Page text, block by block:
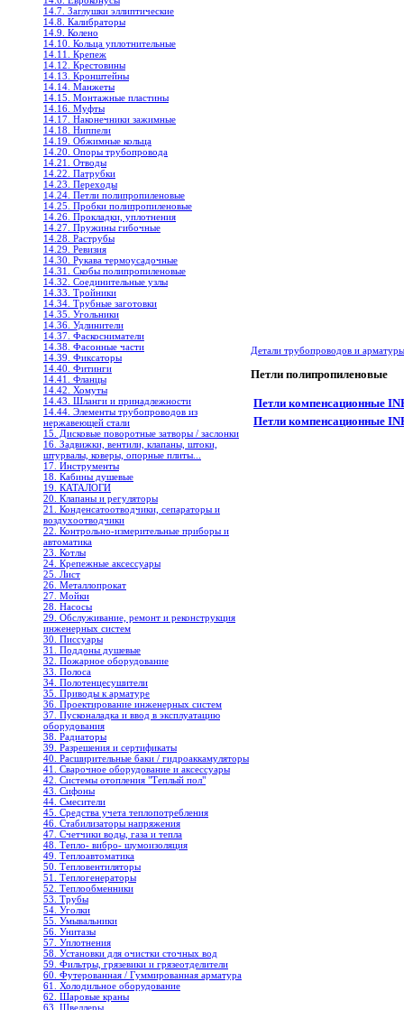
14.7. Заглушки эллиптические
14.8. Калибраторы
14.9. Колено
14.10. Кольца уплотнительные
14.11. Крепеж
14.12. Крестовины
14.13. Кронштейны
14.14. Манжеты
14.15. Монтажные пластины
14.16. Муфты
14.17. Наконечники зажимные
14.18. Ниппели
14.19. Обжимные кольца
14.20. Опоры трубопровода
14.21. Отводы
14.22. Патрубки
14.23. Переходы
14.24. Петли полипропиленовые
14.25. Пробки полипропиленовые
14.26. Прокладки, уплотнения
14.27. Пружины гибочные
14.28. Раструбы
14.29. Ревизия
14.30. Рукава термоусадочные
14.31. Скобы полипропиленовые
14.32. Соединительные узлы
14.33. Тройники
14.34. Трубные заготовки
14.35. Угольники
14.36. Удлинители
14.37. Фаскосниматели
14.38. Фасонные части
14.39. Фиксаторы
14.40. Фитинги
14.41. Фланцы
14.42. Хомуты
14.43. Шланги и принадлежности
14.44. Элементы трубопроводов из
нержавеющей стали
15. Дисковые поворотные затворы / заслонки
16. Задвижки, вентили, клапаны, штоки,
штурвалы, коверы, опорные плиты...
17. Инструменты
18. Кабины душевые
19. КАТАЛОГИ
20. Клапаны и регуляторы
21. Конденсатоотводчики, сепараторы и
воздухоотводчики
22. Контрольно-измерительные приборы и
автоматика
23. Котлы
24. Крепежные аксессуары
25. Лист
26. Металлопрокат
27. Мойки
28. Насосы
29. Обслуживание, ремонт и реконструкция
инженерных систем
30. Писсуары
31. Поддоны душевые
32. Пожарное оборудование
33. Полоса
34. Полотенцесушители
35. Приводы к арматуре
36. Проектирование инженерных систем
37. Пусконаладка и ввод в эксплуатацию
оборудования
38. Радиаторы
39. Разрешения и сертификаты
40. Расширительные баки / гидроаккамуляторы
41. Сварочное оборудование и аксессуары
42. Системы отопления "Теплый пол"
43. Сифоны
44. Смесители
45. Средства учета теплопотребления
46. Стабилизаторы напряжения
47. Счетчики воды, газа и тепла
48. Тепло- вибро- шумоизоляция
49. Теплоавтоматика
50. Тепловентиляторы
51. Теплогенераторы
52. Теплообменники
53. Трубы
54. Уголки
55. Умывальники
56. Унитазы
57. Уплотнения
58. Установки для очистки сточных вод
59. Фильтры, грязевики и грязеотделители
60. Футерованная / Гуммированная арматура
61. Холодильное oборудование
62. Шаровые краны
63. Швеллеры
Детали трубопроводов и
Петли полипропиленовые
Петли компенсационные
Петли компенсационные